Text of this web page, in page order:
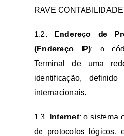
RAVE CONTABILIDADE.
1.2.
Endereço de
(Endereço IP): o
Terminal de uma
identificação, definido
internacionais.
1.3. Internet: o sistema
de protocolos lógicos,